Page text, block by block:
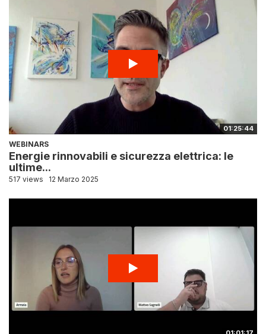
01:25:44
WEBINARS
Energie rinnovabili e sicurezza elettrica: le
ultime...
517 views 12 Marzo 2025